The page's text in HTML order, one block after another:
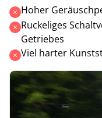
Hoher
Ruckeliges
Getriebes
Viel harter